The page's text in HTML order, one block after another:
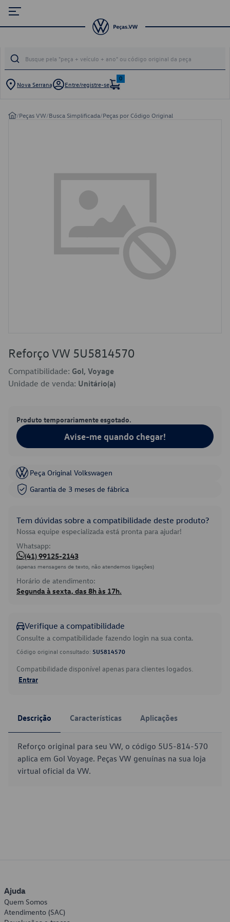
Nova Serrana Entre/registre-se
0
/Peças VW/Busca Simplificada/Peças por Código Original
Reforço VW 5U5814570
Compatibilidade: Gol, Voyage
Unidade de venda: Unitário(a)
Produto temporariamente esgotado.
Avise-me quando chegar!
Peça Original Volkswagen
Garantia de 3 meses de fábrica
Tem dúvidas sobre a compatibilidade deste produto?
Nossa equipe especializada está pronta para ajudar!
Whatsapp:
(41) 99125-2143
(apenas mensagens de texto, não atendemos ligações)
Horário de atendimento:
Segunda à sexta, das 8h às 17h.
Verifique a compatibilidade
Consulte a compatibilidade fazendo login na sua conta.
Código original consultado: 5U5814570
Compatibilidade disponível apenas para clientes logados.
Entrar
Descrição Características Aplicações
Reforço original para seu VW, o código 5U5-814-570
aplica em Gol Voyage. Peças VW genuínas na sua loja
virtual oficial da VW.
Ajuda
Quem Somos
Atendimento (SAC)